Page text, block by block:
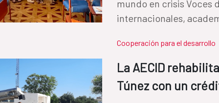
mundo en crisis Voces
internacionales,
Cooperación para el desarrollo
La AECID
Túnez con un